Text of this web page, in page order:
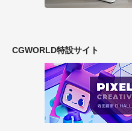
CGWORLD特設サイト